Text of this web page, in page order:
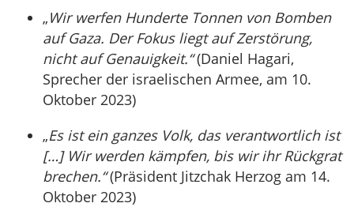
„Wir werfen Hunderte Tonnen von Bomben
auf Gaza. Der Fokus liegt auf Zerstörung,
nicht auf Genauigkeit.“(Daniel Hagari,
Sprecher der israelischen Armee, am 10.
Oktober 2023)
„Es ist ein ganzes Volk, das verantwortlich ist
[…] Wir werden kämpfen, bis wir ihr Rückgrat
brechen.“(Präsident Jitzchak Herzog am 14.
Oktober 2023)